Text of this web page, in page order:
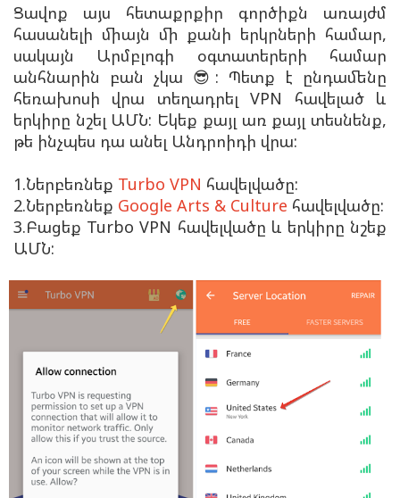
Ցավոք այս հետաքրքիր գործիքն առայժմ
հասանելի միայն մի քանի երկրների համար,
սակայն Արմբլոգի օգտատերերի համար
անհնարին բան չկա 😎: Պետք է ընդամենը
հեռախոսի վրա տեղադրել VPN հավելած և
երկիրը նշել ԱՄՆ: Եկեք քայլ առ քայլ տեսնենք,
թե ինչպես դա անել Անդրոիդի վրա:
1.Ներբեռնեք Turbo VPN հավելվածը:
2.Ներբեռնեք Google Arts & Culture հավելվածը:
3.Բացեք Turbo VPN հավելվածը և երկիրը նշեք
ԱՄՆ: